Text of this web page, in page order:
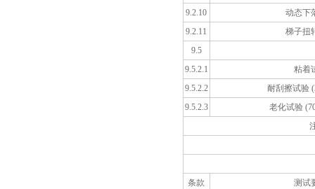
9.2.10
动态下
9.2.11
梯子扭
9.5
9.5.2.1
粘着
9.5.2.2
耐刮擦试验
9.5.2.3
老化试验
条款
测试